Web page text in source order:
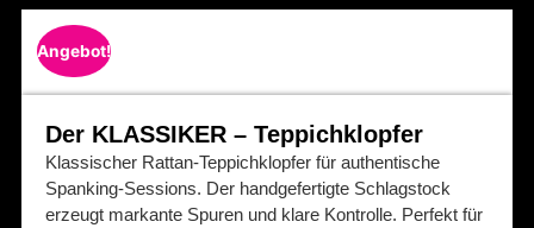
Angebot!
Der KLASSIKER – Teppichklopfer
Klassischer Rattan-Teppichklopfer für authentische
Spanking-Sessions. Der handgefertigte Schlagstock
erzeugt markante Spuren und klare Kontrolle. Perfekt für